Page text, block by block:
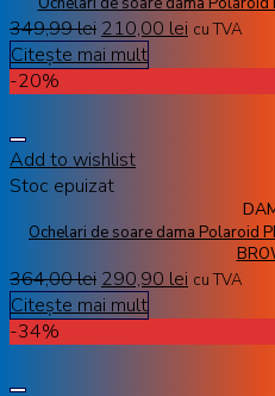
349,99lei 210,00 lei cu TVA
Citește mai mult
-20%
Add to wishlist
Stoc epuizat
Ochelari de soare dama Polaroid
364,00lei 290,90 lei cu TVA
Citește mai mult
-34%